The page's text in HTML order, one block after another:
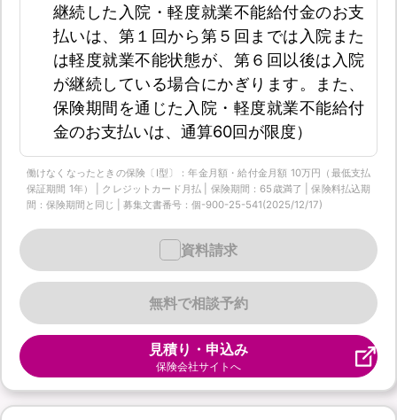
継続した入院・軽度就業不能給付金のお支
払いは、第１回から第５回までは入院また
は軽度就業不能状態が、第６回以後は入院
が継続している場合にかぎります。また、
保険期間を通じた入院・軽度就業不能給付
金のお支払いは、通算60回が限度）
働けなくなったときの保険〔Ⅰ型〕：年金月額・給付金月額 10万円（最低支払
保証期間 1年） | クレジットカード月払 | 保険期間：65歳満了 | 保険料払込期
間：保険期間と同じ | 募集文書番号：個-900-25-541(2025/12/17)
無料で相談予約
資料請求
見積り・申込み
保険会社サイトへ